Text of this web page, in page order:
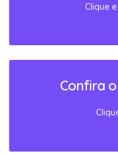
Clique
Confira